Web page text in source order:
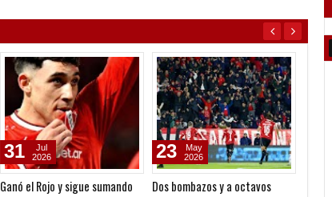
Ganó el Rojo y sigue sumando
31
Jul
2026
Dos bombazos y a octavos
23
May
2026
Un